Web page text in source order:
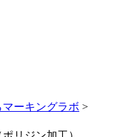
ーキングラボ >